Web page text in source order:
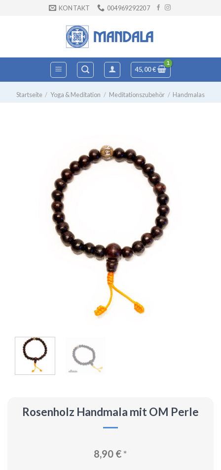
KONTAKT 004969292207
45,00€
Startseite / Yoga & Meditation / Meditationszubehör / Handmalas
Rosenholz Handmala mit OM Perle
8,90 €*